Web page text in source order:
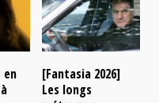
en
[Fantasia 2026]
Les longs